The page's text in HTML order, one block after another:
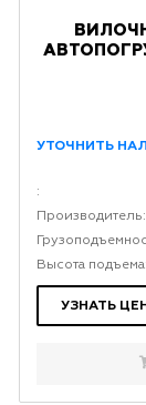
УТОЧНИТЬ
:
Производитель:
Высота подъема:
УЗНАТЬ